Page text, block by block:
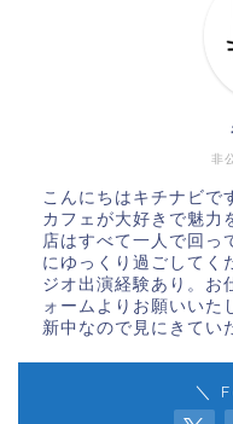
非
こんにちはキチナビで
カフェが大好きで魅力
店はすべて一人で回っ
にゆっくり過ごしてく
ジオ出演経験あり。お
ォームよりお願いい
新中なので見にきてい
＼